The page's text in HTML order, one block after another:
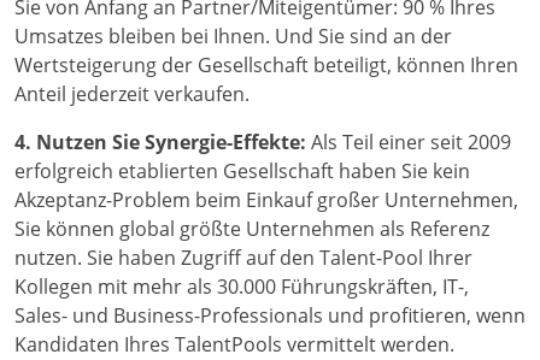
Sie von Anfang an Partner/Miteigentümer: 90 % Ihres
Umsatzes bleiben bei Ihnen. Und Sie sind an der
Wertsteigerung der Gesellschaft beteiligt, können Ihren
Anteil jederzeit verkaufen.
4. Nutzen Sie Synergie-Effekte: Als Teil einer seit 2009
erfolgreich etablierten Gesellschaft haben Sie kein
Akzeptanz-Problem beim Einkauf großer Unternehmen,
Sie können global größte Unternehmen als Referenz
nutzen. Sie haben Zugriff auf den Talent-Pool Ihrer
Kollegen mit mehr als 30.000 Führungskräften, IT-,
Sales- und Business-Professionals und profitieren, wenn
Kandidaten Ihres TalentPools vermittelt werden.